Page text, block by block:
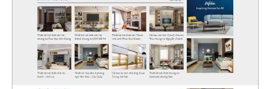
CHI TIẾT
XEM THỰC TẾ